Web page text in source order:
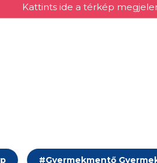
Kattints ide a térkép
#Gyermekmentő